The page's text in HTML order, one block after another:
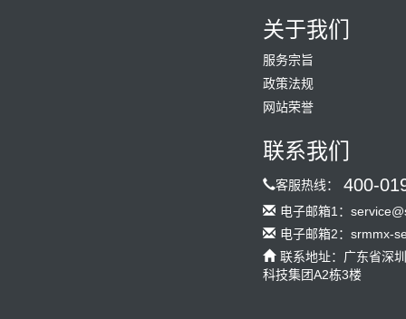
关于我们
服务宗旨
政策法规
网站荣誉
联系我们
客服热线： 400-
电子邮箱1：
电子邮箱2：srmmx-
联系地址：广东省深
科技集团A2栋3楼